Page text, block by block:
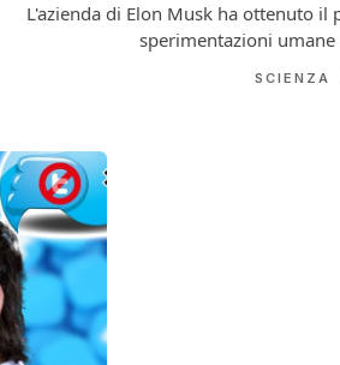
L'azienda di Elon Musk ha ottenuto il
sperimentazioni
SCIENZA